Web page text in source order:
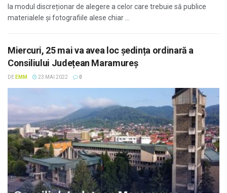
la modul discreționar de alegere a celor care trebuie să publice
materialele și fotografiile alese chiar ...
Miercuri, 25 mai va avea loc ședința ordinară a
Consiliului Județean Maramureș
DE EMM 23 MAI 2022 0